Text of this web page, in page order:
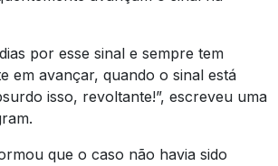
por esse sinal e sempre tem
em avançar, quando o sinal está
isso, revoltante!”, escreveu uma
que o caso não havia sido